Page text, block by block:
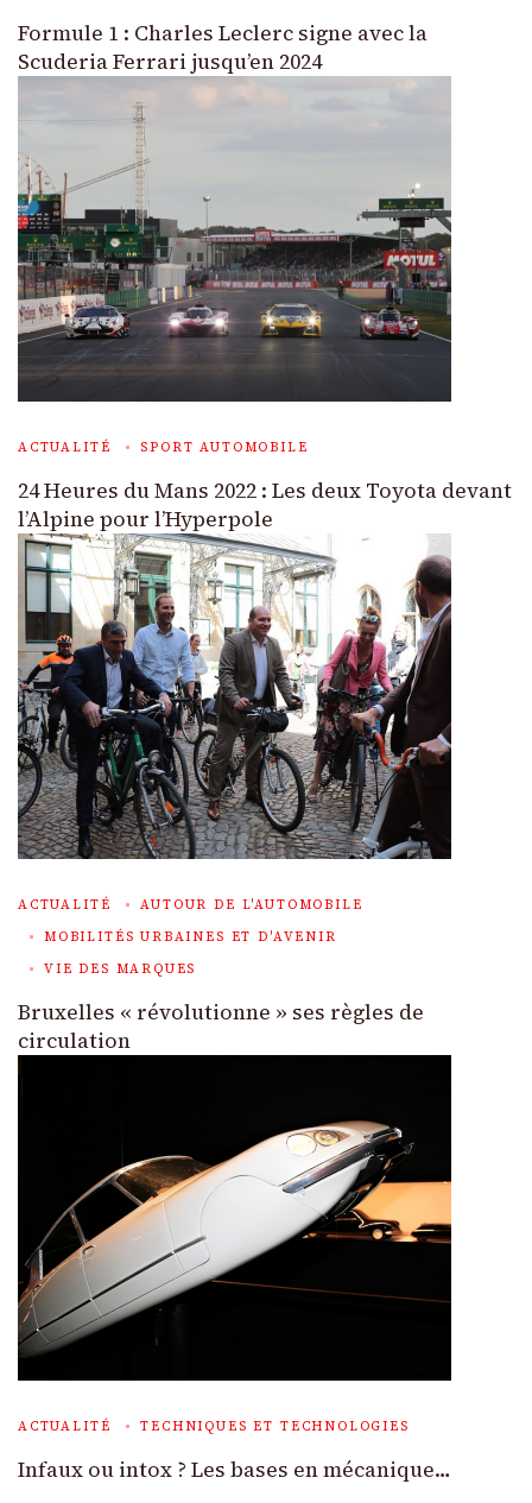
Formule 1 : Charles Leclerc signe avec la
Scuderia Ferrari jusqu’en 2024
ACTUALITÉ SPORT AUTOMOBILE
24 Heures du Mans 2022 : Les deux Toyota devant
l’Alpine pour l’Hyperpole
ACTUALITÉ
AUTOUR DE L'AUTOMOBILE
MOBILITÉS URBAINES ET D'AVENIR
VIE DES MARQUES
Bruxelles « révolutionne » ses règles de
circulation
ACTUALITÉ TECHNIQUES ET TECHNOLOGIES
Infaux ou intox ? Les bases en mécanique…